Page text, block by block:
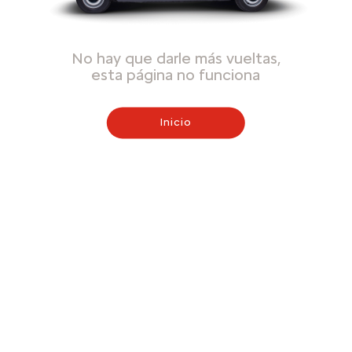
No hay que darle más vueltas,
esta página no funciona
Inicio